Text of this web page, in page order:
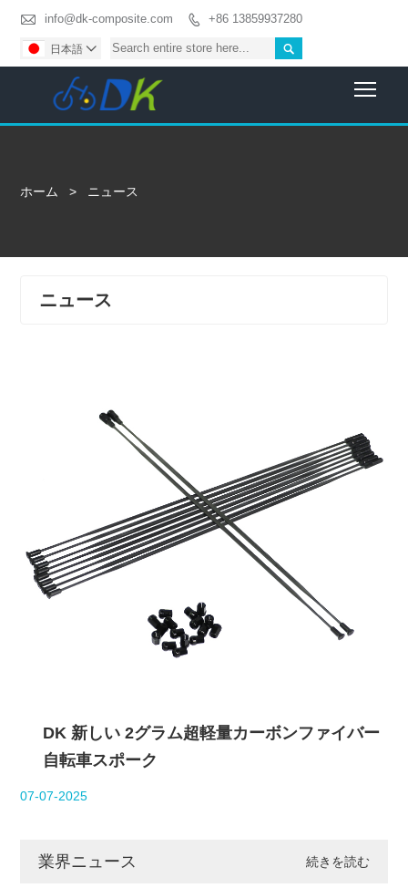
 info@dk-composite.com  +86 13859937280

日本語 
ホーム > ニュース
ニュース
DK 新しい 2グラム超軽量カーボンファイバー
自転車スポーク
07-07-2025
業界ニュース 続きを読む